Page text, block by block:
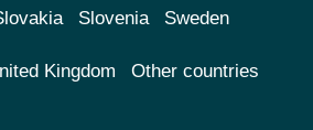
Slovenia Sweden
Kingdom Other countries